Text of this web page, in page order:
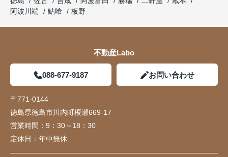
阿波川端
鮎喰 板野
不動産Labo
088-677-9187 お問い合わせ
〒771-0144
徳島県徳島市川内町榎瀬669-17
営業時間： 9：30～18：30
定休日： 年中無休